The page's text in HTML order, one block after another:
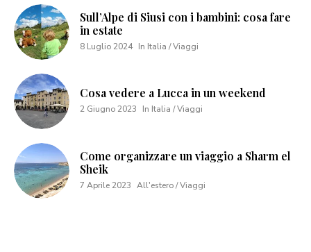
Sull’Alpe di Siusi con i bambini: cosa fare
in estate
8 Luglio 2024 In Italia / Viaggi
Cosa vedere a Lucca in un weekend
2 Giugno 2023 In Italia / Viaggi
Come organizzare un viaggio a Sharm el
Sheik
7 Aprile 2023 All'estero / Viaggi